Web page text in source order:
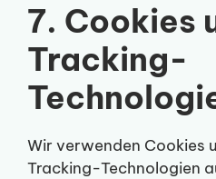
7. Cookies
Tracking-
Wir verwenden Cookies
Tracking-Technologien